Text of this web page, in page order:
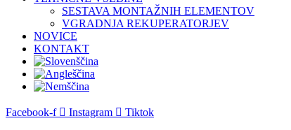
SESTAVA MONTAŽNIH ELEMENTOV
VGRADNJA REKUPERATORJEV
NOVICE
KONTAKT
Facebook-f Instagram Tiktok